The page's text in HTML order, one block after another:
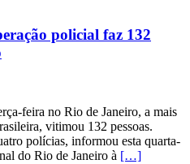
policial faz 132
feira no Rio de Janeiro, a mais
vitimou 132 pessoas.
polícias, informou esta quarta-
do Rio de Janeiro à […]